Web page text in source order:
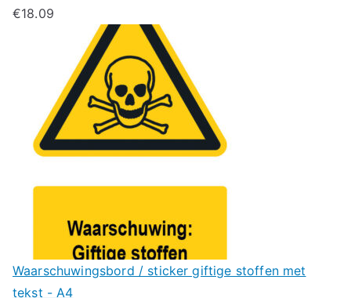
€18.09
Waarschuwingsbord / sticker giftige stoffen met
tekst - A4